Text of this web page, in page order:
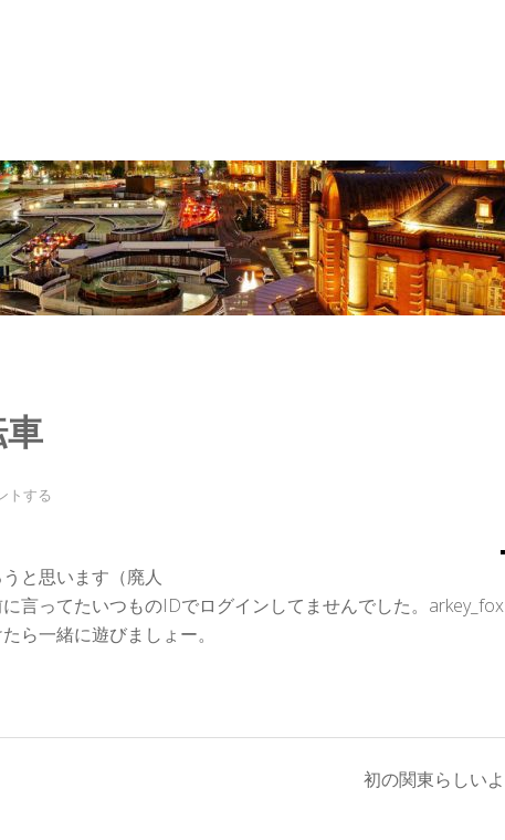
トする
と思います（廃人
言ってたいつものIDでログインしてませんでした。arkey_fox
ら一緒に遊びましょー。
初の関東らしいよ